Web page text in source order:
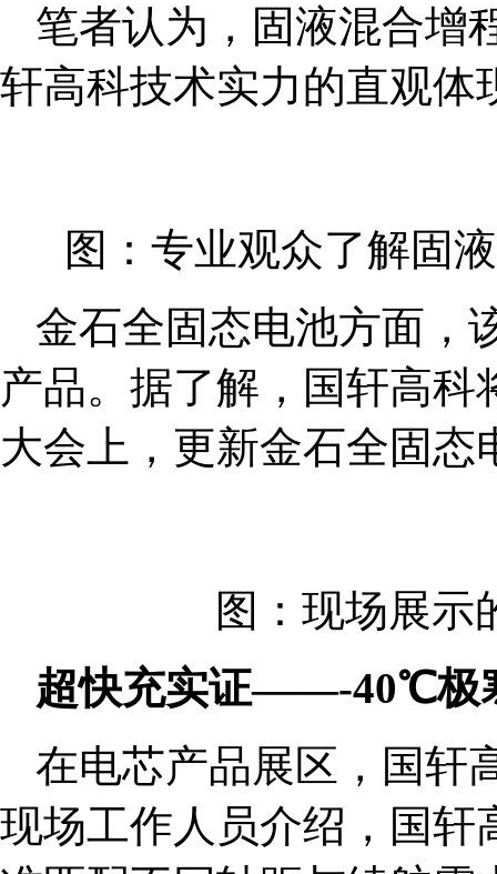
笔者认为，固液混合增
轩高科技术实力的直观体
图：专业观众了解固
金石全固态电池方面，
产品。据了解，国轩高科
大会上，更新金石全固
图：现场展示
超快充实证——-40℃极
在电芯产品展区，国轩
现场工作人员介绍，国轩